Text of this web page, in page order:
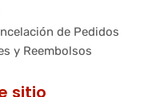
de Pedidos
y Reembolsos
sitio